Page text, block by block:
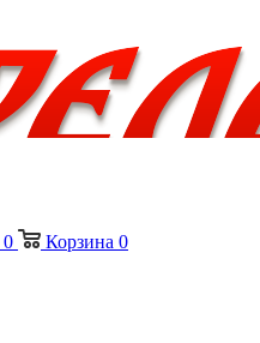
0 Корзина 0